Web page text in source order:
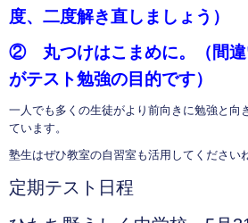
度、二度解き直しましょう）
② 丸つけはこまめに。（間違
がテスト勉強の目的です）
一人でも多くの生徒がより前向きに勉強と向
ています。
塾生はぜひ教室の自習室も活用してください
定期テスト日程